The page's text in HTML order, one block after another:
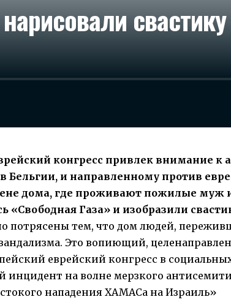
конгресс привлек внимание к
Бельгии, и направленному против
дома, где проживают пожилые муж
«Свободная Газа» и изобразили
потрясены тем, что дом людей,
Это вопиющий,
еврейский конгресс в
инцидент на волне мерзкого
нападения ХАМАСа на Израиль»